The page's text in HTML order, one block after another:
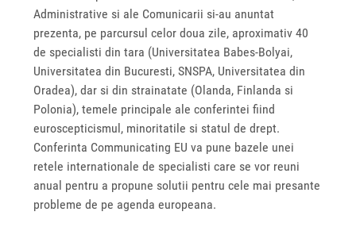
Administrative si ale Comunicarii si-au anuntat
prezenta, pe parcursul celor doua zile, aproximativ 40
de specialisti din tara (Universitatea Babes-Bolyai,
Universitatea din Bucuresti, SNSPA, Universitatea din
Oradea), dar si din strainatate (Olanda, Finlanda si
Polonia), temele principale ale conferintei fiind
euroscepticismul, minoritatile si statul de drept.
Conferinta Communicating EU va pune bazele unei
retele internationale de specialisti care se vor reuni
anual pentru a propune solutii pentru cele mai presante
probleme de pe agenda europeana.